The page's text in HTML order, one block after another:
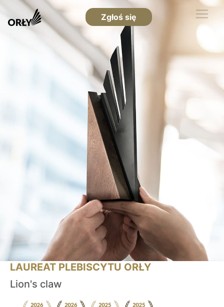
Zgłoś się
LAUREAT PLEBISCYTU ORŁY
Lion's claw